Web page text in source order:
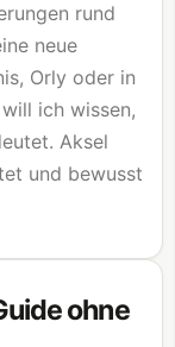
rund
neue
Orly oder in
ich wissen,
Aksel
und bewusst
ohne